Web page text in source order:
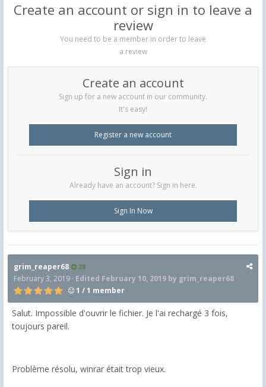
Create an account or sign in to leave a
review
You need to be a member in order to leave
a review
Create an account
Sign up for a new account in our community.
It's easy!
Register a new account
Sign in
Already have an account? Sign in here.
Sign In Now
grim_reaper68 28
February 3, 2019 · Edited February 10, 2019 by grim_reaper68
1 / 1 member
Salut. Impossible d'ouvrir le fichier. Je l'ai rechargé 3 fois,
toujours pareil.
Problème résolu, winrar était trop vieux.